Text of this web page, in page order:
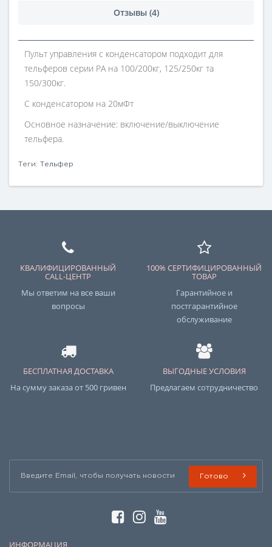
Отзывы (4)
Пульт управления с конденсатором подходит для
тельферов серии РА на 100/200кг, 125/250кг та
150/300кг.
С конденсатором на 20мФт
Основное назначение: включение/выключение
тельфера.
Теги: Тельфер
КВАЛИФИЦИРОВАННЫЙ
CALL-ЦЕНТР
Мы ответим на все ваши
вопросы
100% СЕРТИФИЦИРОВАННЫЙ
ТОВАР
Гарантийное и
постгарантийное
обслуживание
БЕСПЛАТНАЯ ДОСТАВКА
На сумму заказа от 500 гривен
ВЫГОДНЫЕ УСЛОВИЯ
Предлагаем сотрудничество
Готово
ИНФОРМАЦИЯ